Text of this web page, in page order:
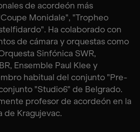
de acordeón más
Monidale", "Tropheo
Ha colaborado con
de cámara y orquestas como
Sinfónica SWR,
Ensemble Paul Klee y
habitual del conjunto "Pre-
"Studio6" de Belgrado.
profesor de acordeón en la
de Kragujevac.